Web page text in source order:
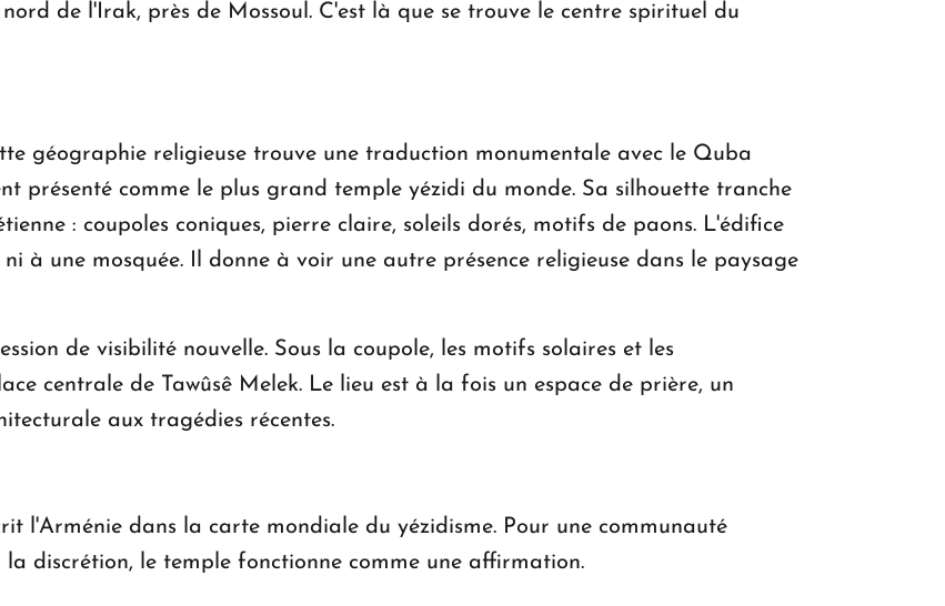
de l'Irak, près de Mossoul. C'est là que se trouve le centre spirituel du
géographie religieuse trouve une traduction monumentale avec le Quba
présenté comme le plus grand temple yézidi du monde. Sa silhouette tranche
: coupoles coniques, pierre claire, soleils dorés, motifs de paons. L'édifice
à une mosquée. Il donne à voir une autre présence religieuse dans le paysage
de visibilité nouvelle. Sous la coupole, les motifs solaires et les
centrale de Tawûsê Melek. Le lieu est à la fois un espace de prière, un
aux tragédies récentes.
l'Arménie dans la carte mondiale du yézidisme. Pour une communauté
discrétion, le temple fonctionne comme une affirmation.